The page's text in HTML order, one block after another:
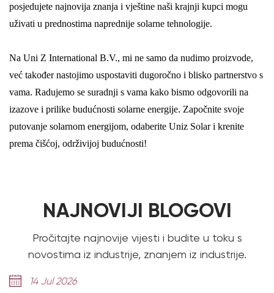
posjedujete najnovija znanja i vještine naši krajnji kupci mogu
uživati ​​u prednostima naprednije solarne tehnologije.
Na Uni Z International B.V., mi ne samo da nudimo proizvode,
već također nastojimo uspostaviti dugoročno i blisko partnerstvo s
vama. Radujemo se suradnji s vama kako bismo odgovorili na
izazove i prilike budućnosti solarne energije. Započnite svoje
putovanje solarnom energijom, odaberite Uniz Solar i krenite
prema čišćoj, održivijoj budućnosti!
NAJNOVIJI BLOGOVI
Pročitajte najnovije vijesti i budite u toku s
novostima iz industrije, znanjem iz industrije.
14 Jul 2026